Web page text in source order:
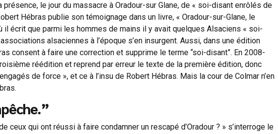
le jour du massacre à Oradour-sur Glane, de « soi-disant enrôlés de
Hébras publie son témoignage dans un livre, « Oradour-sur-Glane, le
il écrit que parmi les hommes de mains il y avait quelques Alsaciens « soi-
alsaciennes à l’époque s’en insurgent. Aussi, dans une édition
consent à faire une correction et supprime le terme “soi-disant”. En 2008-
réédition et reprend par erreur le texte de la première édition, donc
de force », et ce à l’insu de Robert Hébras. Mais la cour de Colmar n’en
ceux qui ont réussi à faire condamner un rescapé d’Oradour ? » s’interroge le